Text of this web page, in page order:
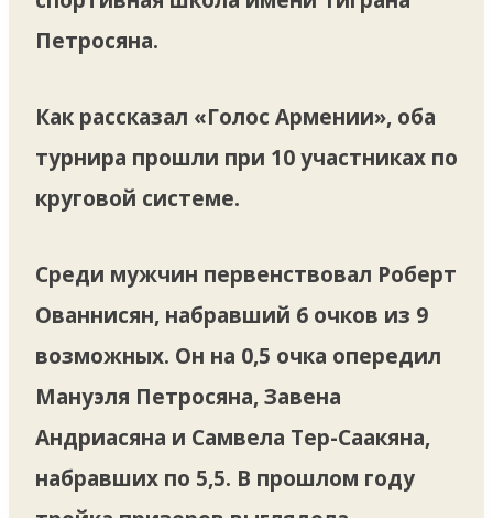
Петросяна.
Как рассказал «Голос Армении», оба
турнира прошли при 10 участниках по
круговой системе.
Среди мужчин первенствовал Роберт
Ованнисян, набравший 6 очков из 9
возможных. Он на 0,5 очка опередил
Мануэля Петросяна, Завена
Андриасяна и Самвела Тер-Саакяна,
набравших по 5,5. В прошлом году